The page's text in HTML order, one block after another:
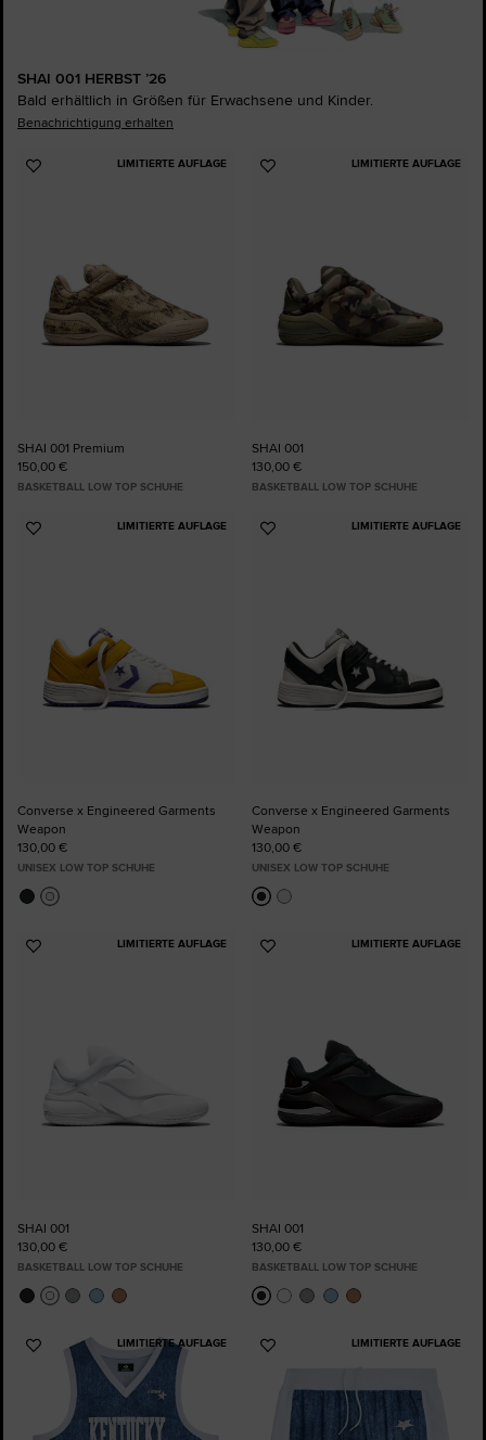
SHAI 001 HERBST ’26
Bald erhältlich in Größen für Erwachsene und Kinder.
Benachrichtigung erhalten
LIMITIERTE AUFLAGE
Zu
SHAI 001 Premium
150,00 €
BASKETBALL LOW TOP SCHUHE
LIMITIERTE AUFLAGE
Zu
SHAI 001
130,00 €
BASKETBALL LOW TOP SCHUHE
LIMITIERTE AUFLAGE
Zu
Converse x Engineered Garments
Weapon
130,00 €
UNISEX LOW TOP SCHUHE
LIMITIERTE AUFLAGE
Zu
Converse x Engineered Garments
Weapon
130,00 €
UNISEX LOW TOP SCHUHE
LIMITIERTE AUFLAGE
Zu
SHAI 001
130,00 €
BASKETBALL LOW TOP SCHUHE
LIMITIERTE AUFLAGE
Zu
SHAI 001
130,00 €
BASKETBALL LOW TOP SCHUHE
LIMITIERTE AUFLAGE
Zu
Favoriten
hinzufügen
LIMITIERTE AUFLAGE
Zu
hinzufügen